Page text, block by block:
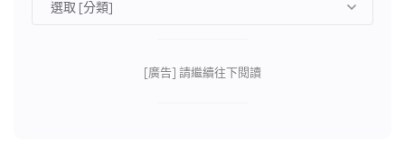
[廣告] 請繼續往下閱讀